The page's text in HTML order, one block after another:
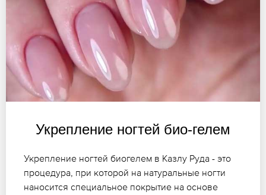
Укрепление ногтей био-гелем
Укрепление ногтей биогелем в Казлу Руда - это
процедура, при которой на натуральные ногти
наносится специальное покрытие на основе